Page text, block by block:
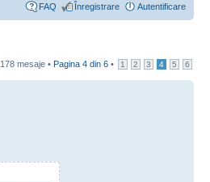
FAQ Înregistrare Autentificare
178 mesaje • Pagina 4 din 6 • 1 2 3 4 5 6